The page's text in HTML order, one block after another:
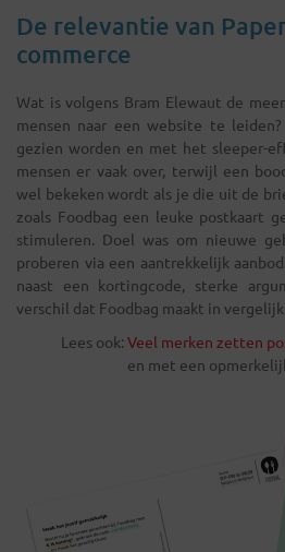
De relevantie van
commerce
Wat is volgens Bram Elewaut de
mensen naar een website te
gezien worden en met het sleeper-
mensen er vaak over, terwijl een
wel bekeken wordt als je die uit de
zoals Foodbag een leuke postkaart
stimuleren. Doel was om nieuwe
proberen via een aantrekkelijk
naast een kortingcode, sterke
verschil dat Foodbag maakt in
Lees ook:Veel merken zetten
en met een